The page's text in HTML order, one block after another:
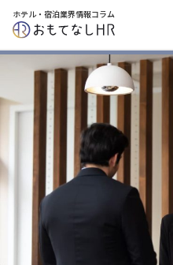
ホテル・宿泊業界情報コラム
無料 転職サ
採用をお考